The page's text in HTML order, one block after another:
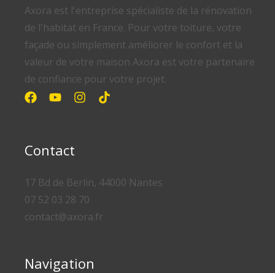
Axora est l'entreprise spécialiste de la rénovation
de l'habitat en France. Pour votre toiture, votre
façade ou simplement améliorer le confort et la
valeur de votre maison Axora est votre partenaire
de confiance pour votre projet.
Contact
17 Bd de Berlin, 44000 Nantes
07 52 03 28 70
contact@axora.fr
Navigation